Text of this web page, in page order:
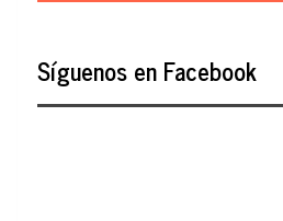
Síguenos en Facebook